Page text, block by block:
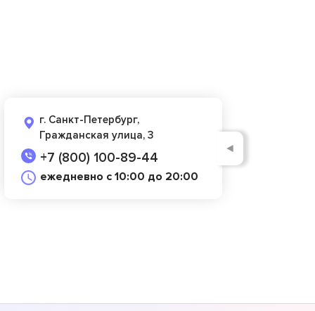
г. Санкт-Петербург,
Гражданская улица, 3
+7 (800) 100-89-44
ежедневно с 10:00 до 20:00
◄